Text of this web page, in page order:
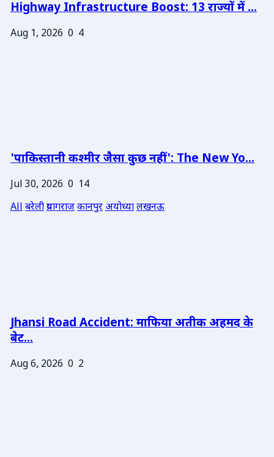
Highway Infrastructure Boost: 13 राज्यों में ...
Aug 1, 2026 0 4
'पाकिस्तानी कश्मीर जैसा कुछ नहीं': The New Yo...
Jul 30, 2026 0 14
Allबरेलीप्रयागराजकानपुरअयोध्यालखनऊ
Jhansi Road Accident: माफिया अतीक अहमद के
बेट...
Aug 6, 2026 0 2